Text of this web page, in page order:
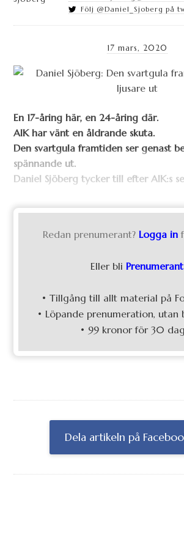
Följ @Daniel_Sjoberg på
17 mars, 2020
En 17-åring här, en 24-åring där.
AIK har vänt en åldrande skuta.
Den svartgula framtiden ser genast
spännande ut.
Daniel Sjöberg tycker till efter AIK:s
Redan prenumerant? Logga in
Eller bli Prenumerant
• Tillgång till allt material på
• Löpande prenumeration, utan
• 99 kronor för 30
Dela artikeln på